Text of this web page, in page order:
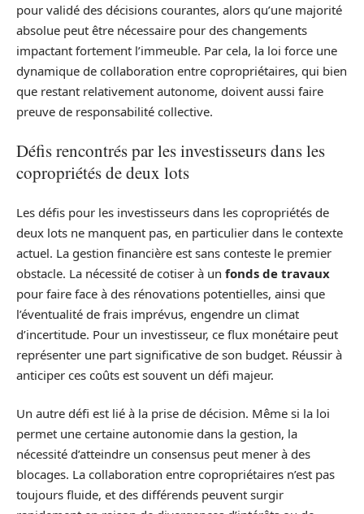
pour validé des décisions courantes, alors qu’une majorité
absolue peut être nécessaire pour des changements
impactant fortement l’immeuble. Par cela, la loi force une
dynamique de collaboration entre copropriétaires, qui bien
que restant relativement autonome, doivent aussi faire
preuve de responsabilité collective.
Défis rencontrés par les investisseurs dans les
copropriétés de deux lots
Les défis pour les investisseurs dans les copropriétés de
deux lots ne manquent pas, en particulier dans le contexte
actuel. La gestion financière est sans conteste le premier
obstacle. La nécessité de cotiser à un fonds de travaux
pour faire face à des rénovations potentielles, ainsi que
l’éventualité de frais imprévus, engendre un climat
d’incertitude. Pour un investisseur, ce flux monétaire peut
représenter une part significative de son budget. Réussir à
anticiper ces coûts est souvent un défi majeur.
Un autre défi est lié à la prise de décision. Même si la loi
permet une certaine autonomie dans la gestion, la
nécessité d’atteindre un consensus peut mener à des
blocages. La collaboration entre copropriétaires n’est pas
toujours fluide, et des différends peuvent surgir